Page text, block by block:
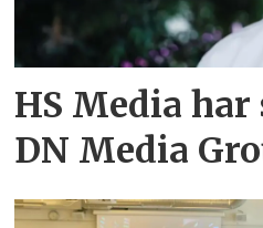
HS Media
DN Media